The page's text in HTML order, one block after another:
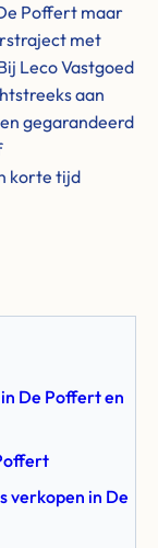
Poffert maar
met
Leco Vastgoed
aan
gegarandeerd
korte tijd
De Poffert en
verkopen in De